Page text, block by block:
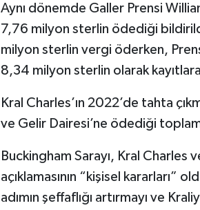
Aynı dönemde Galler Prensi
7,76 milyon sterlin ödediği
milyon sterlin vergi öderken,
8,34 milyon sterlin olarak
Kral Charles’ın 2022’de tahta
ve Gelir Dairesi’ne ödediği
Buckingham Sarayı, Kral Charles
açıklamasının “kişisel kararları”
adımın şeffaflığı artırmayı ve